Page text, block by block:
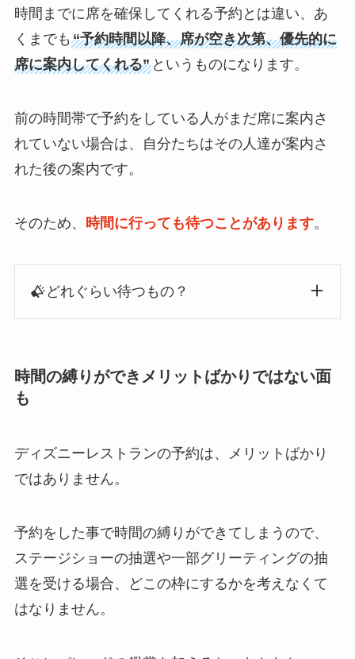
時間までに席を確保してくれる予約とは違い、あ
くまでも “予約時間以降、席が空き次第、優先的に
席に案内してくれる”というものになります。
前の時間帯で予約をしている人がまだ席に案内さ
れていない場合は、自分たちはその人達が案内さ
れた後の案内です。
そのため、 時間に行っても待つことがあります。
どれぐらい待つもの？
時間の縛りができメリットばかりではない面
も
ディズニーレストランの予約は、メリットばかり
ではありません。
予約をした事で時間の縛りができてしまうので、
ステージショーの抽選や一部グリーティングの抽
選を受ける場合、どこの枠にするかを考えなくて
はなりません。